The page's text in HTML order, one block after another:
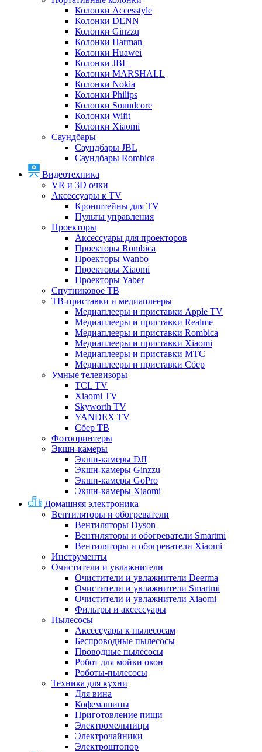
Колонки Accesstyle
Колонки DENN
Колонки Ginzzu
Колонки Harman
Колонки Huawei
Колонки JBL
Колонки MARSHALL
Колонки Nokia
Колонки Philips
Колонки Soundcore
Колонки Wifit
Колонки Xiaomi
Саундбары
Саундбары JBL
Саундбары Rombica
Видеотехника
VR и 3D очки
Аксессуары к TV
Кронштейны для TV
Пульты управления
Проекторы
Аксессуары для проекторов
Проекторы Rombica
Проекторы Wanbo
Проекторы Xiaomi
Проекторы Yaber
Спутниковое ТВ
ТВ-приставки и медиаплееры
Медиаплееры и приставки Apple TV
Медиаплееры и приставки Realme
Медиаплееры и приставки Rombica
Медиаплееры и приставки Xiaomi
Медиаплееры и приставки МТС
Медиаплееры и приставки Сбер
Умные телевизоры
TCL TV
Xiaomi TV
Skyworth TV
YANDEX TV
Сбер ТВ
Фотопринтеры
Экшн-камеры
Экшн-камеры DJI
Экшн-камеры Ginzzu
Экшн-камеры GoPro
Экшн-камеры Xiaomi
Домашняя электроника
Вентиляторы и обогреватели
Вентиляторы Dyson
Вентиляторы и обогреватели Smartmi
Вентиляторы и обогреватели Xiaomi
Инструменты
Очистители и увлажнители
Очистители и увлажнители Deerma
Очистители и увлажнители Smartmi
Очистители и увлажнители Xiaomi
Фильтры и аксессуары
Пылесосы
Аксессуары к пылесосам
Беспроводные пылесосы
Проводные пылесосы
Робот для мойки окон
Роботы-пылесосы
Техника для кухни
Для вина
Кофемашины
Приготовление пищи
Электромельницы
Электрочайники
Электроштопор